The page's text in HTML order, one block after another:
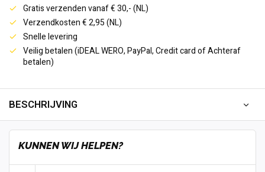
Gratis verzenden vanaf € 30,- (NL)
Verzendkosten € 2,95 (NL)
Snelle levering
Veilig betalen (iDEAL WERO, PayPal, Credit card of Achteraf
betalen)
BESCHRIJVING
KUNNEN WIJ HELPEN?